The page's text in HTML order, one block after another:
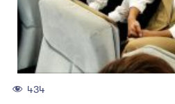
434